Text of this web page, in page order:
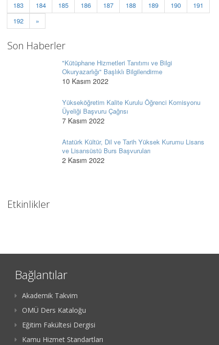
183
184 185 186 187 188 189 190
191
192
»
Son Haberler
"Kütüphane Hizmetleri Tanıtımı ve Bilgi
Okuryazarlığı" Başlıklı Bilgilendirme
10 Kasım 2022
Yükseköğretim Kalite Kurulu Öğrenci Komisyonu
Üyeliği Başvuru Çağrısı
7 Kasım 2022
Atatürk Kültür, Dil ve Tarih Yüksek Kurumu Lisans
ve Lisansüstü Burs Başvuruları
2 Kasım 2022
Etkinlikler
Bağlantılar
Akademik Takvim
OMÜ Ders Kataloğu
Eğitim Fakültesi Dergisi
Kamu Hizmet Standartları